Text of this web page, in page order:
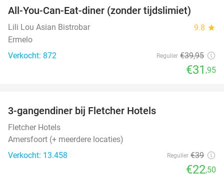
All-You-Can-Eat-diner (zonder tijdslimiet)
Lili Lou Asian Bistrobar 9.8 star
Ermelo
Verkocht: 872
Regulier €39,95
€31 ,95
3-gangendiner bij Fletcher Hotels
Fletcher Hotels
Amersfoort (+ meerdere locaties)
Verkocht: 13.458
Regulier €39
€22,50